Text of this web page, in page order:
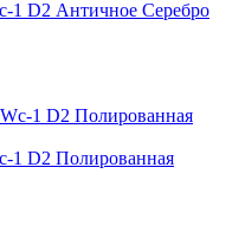
1 D2 Античное Серебро
1 D2 Полированная